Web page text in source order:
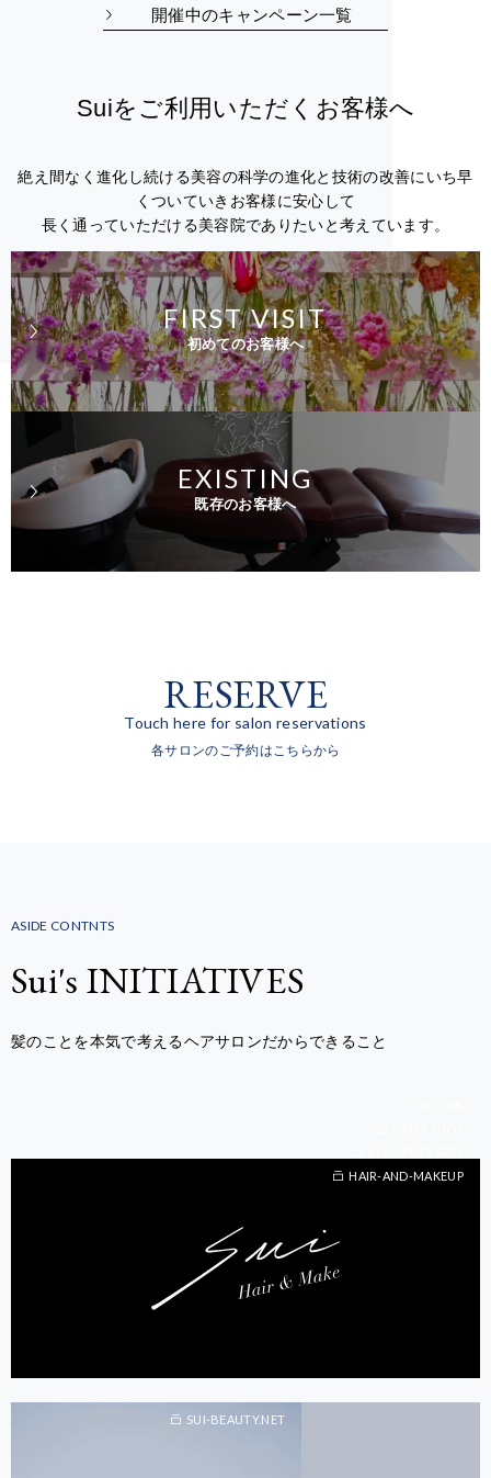
開催中のキャンペーン一覧
Suiをご利用いただくお客様へ
絶え間なく進化し続ける美容の科学の進化と技術の改善にいち早
くついていきお客様に安心して
長く通っていただける美容院でありたいと考えています。
初めてのお客様へ
FIRST VISIT
既存のお客様へ
EXISTING
RESERVE
Touch here for salon reservations
各サロンのご予約はこちらから
ASIDE CONTNTS
Sui's INITIATIVES
髪のことを本気で考えるヘアサロンだからできること
HAIR-AND-MAKEUP
SUI-BEAUTY.NET